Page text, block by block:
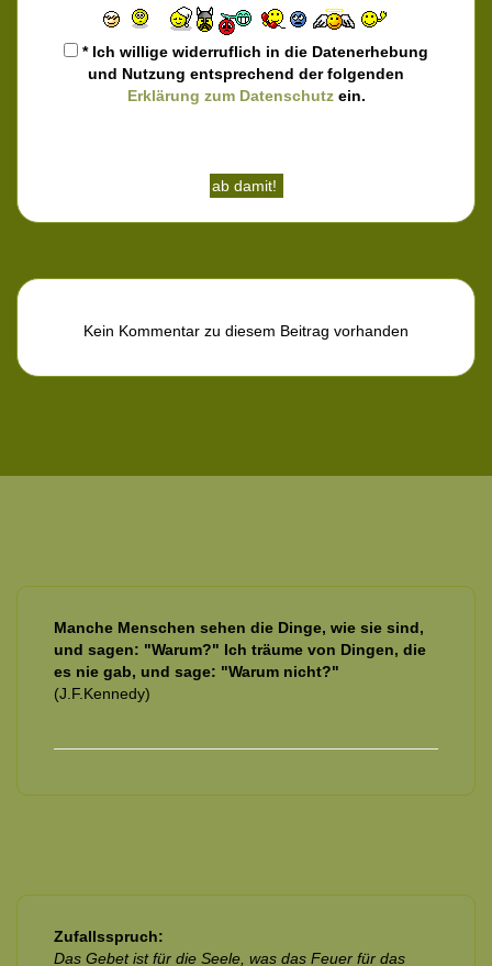
* Ich willige widerruflich in die Datenerhebung
und Nutzung entsprechend der folgenden
Erklärung zum Datenschutzein.
Kein Kommentar zu diesem Beitrag vorhanden
Manche Menschen sehen die Dinge, wie sie sind,
und sagen: "Warum?" Ich träume von Dingen, die
es nie gab, und sage: "Warum nicht?"
(J.F.Kennedy)
Zufallsspruch:
Das Gebet ist für die Seele, was das Feuer für das